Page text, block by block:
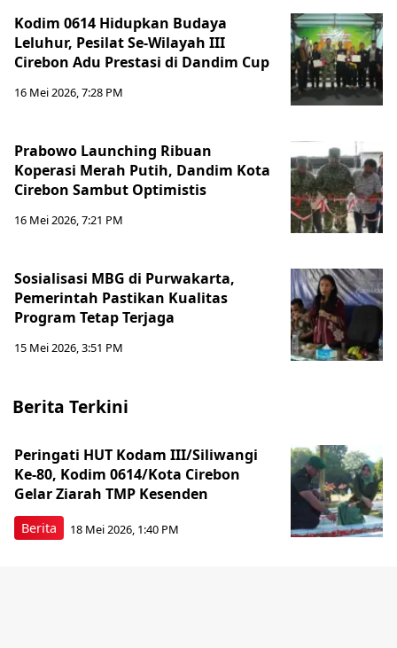
Kodim 0614 Hidupkan Budaya
Leluhur, Pesilat Se-Wilayah III
Cirebon Adu Prestasi di Dandim Cup
16 Mei 2026, 7:28 PM
Prabowo Launching Ribuan
Koperasi Merah Putih, Dandim Kota
Cirebon Sambut Optimistis
16 Mei 2026, 7:21 PM
Sosialisasi MBG di Purwakarta,
Pemerintah Pastikan Kualitas
Program Tetap Terjaga
15 Mei 2026, 3:51 PM
Berita Terkini
Berita
Peringati HUT Kodam III/Siliwangi
Ke-80, Kodim 0614/Kota Cirebon
Gelar Ziarah TMP Kesenden
18 Mei 2026, 1:40 PM